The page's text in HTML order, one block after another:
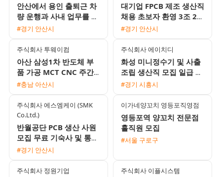
안산에서 용인 출퇴근 차
량 운행과 사내 업무를 병
행할 대형면허 소지자를
#경기 안산시
대기업 FPCB 제조 생산직
채용 초보자 환영 3조 2교
대 및 통근버스 운행
#경기 안산시
주식회사 투웨이컴
아산 삼성1차 반도체 부
품 가공 MCT CNC 주간
및 2교대 모집 무료 기숙
#충남 아산시
주식회사 에이치디
화성 미니정수기 및 사출
조립 생산직 모집 일급 주
급 익일지급 통근버스 운
#경기 시흥시
주식회사 에스엠케이 (SMK
Co.Ltd.)
반월공단 PCB 생산 사원
모집 무료 기숙사 및 통근
버스 운행 3조2교대
#경기 안산시
이가네양꼬치 영등포직영점
영등포역 양꼬치 전문점
홀직원 모집
#서울 구로구
주식회사 정원기업 주식회사 이플시스템